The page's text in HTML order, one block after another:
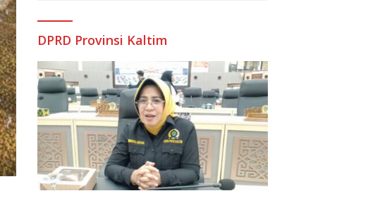
DPRD Provinsi Kaltim